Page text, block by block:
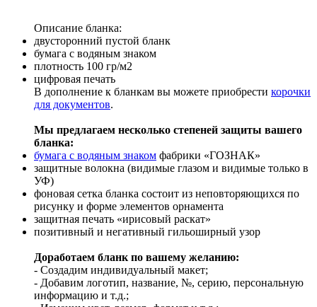
Описание бланка:
двусторонний пустой бланк
бумага с водяным знаком
плотность 100 гр/м2
цифровая печать
В дополнение к бланкам вы можете приобрести корочки
для документов.
Мы предлагаем несколько степеней защиты вашего
бланка:
бумага с водяным знаком фабрики «ГОЗНАК»
защитные волокна (видимые глазом и видимые только в
УФ)
фоновая сетка бланка состоит из неповторяющихся по
рисунку и форме элементов орнамента
защитная печать «ирисовый раскат»
позитивный и негативный гильоширный узор
Доработаем бланк по вашему желанию:
- Создадим индивидуальный макет;
- Добавим логотип, название, №, серию, персональную
информацию и т.д.;